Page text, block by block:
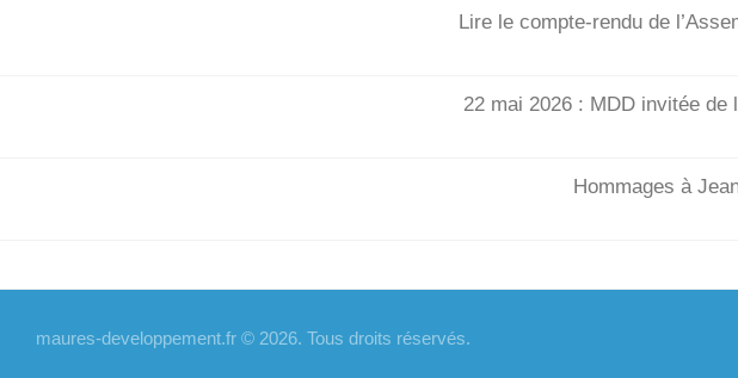
Lire le compte-rendu de
22 mai 2026 : MDD invitée de
Hommages à
maures-developpement.fr © 2026. Tous droits réservés.